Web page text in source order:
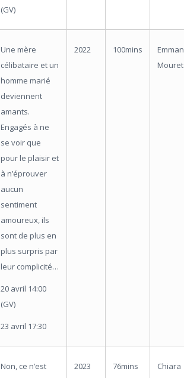
(GV)
Une mère
célibataire et un
homme marié
deviennent
amants.
Engagés à ne
se voir que
pour le plaisir et
à n’éprouver
aucun
sentiment
amoureux, ils
sont de plus en
plus surpris par
leur complicité…
20 avril 14:00
(GV)
23 avril 17:30
2022 100mins
Mouret
Non, ce n’est
2023 76mins
Chiara